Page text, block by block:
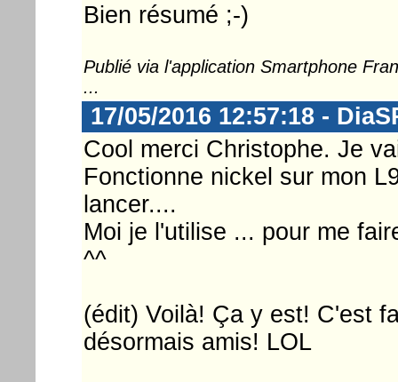
Bien résumé ;-)
Publié via l'application Smartphone
...
17/05/2016 12:57:18 -
Cool merci Christophe. Je
Fonctionne nickel sur mon
lancer....
Moi je l'utilise ... pour me
^^
(édit) Voilà! Ça y est! C'est
désormais amis! LOL